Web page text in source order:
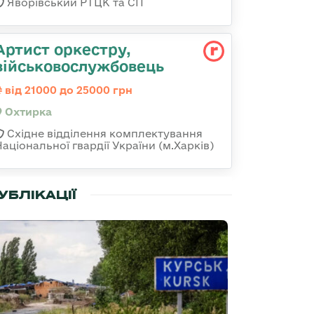
Яворівський РТЦК та СП
оркестру,
від 21000 до 25000 грн
Охтирка
Східне відділення комплектування
гвардії України (м.Харків)